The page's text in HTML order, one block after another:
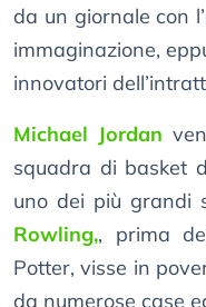
da un giornale con
immaginazione,
innovatori
Michael Jordan
squadra di basket
uno dei più grandi
Rowling,, prima
Potter, visse in
da numerose case